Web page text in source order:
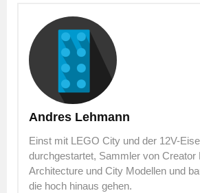
Andres Lehmann
Einst mit LEGO City und der 12V-
durchgestartet, Sammler von Creator
Architecture und City Modellen und
die hoch hinaus gehen.